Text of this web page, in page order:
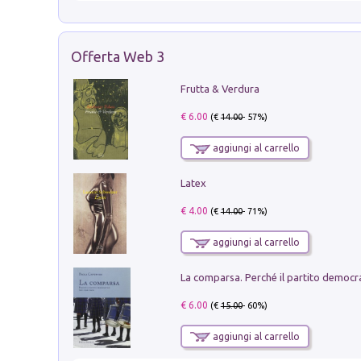
Offerta Web 3
Frutta & Verdura
€ 6.00 (€14.00- 57%)
aggiungi al carrello
Latex
€ 4.00 (€14.00- 71%)
aggiungi al carrello
€ 6.00 (€15.00- 60%)
aggiungi al carrello